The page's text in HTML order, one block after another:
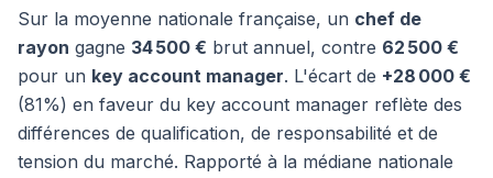
Sur la moyenne nationale française, un chef de
rayon gagne 34 500 € brut annuel, contre 62 500 €
pour un key account manager. L'écart de +28 000 €
(81%) en faveur du key account manager reflète des
différences de qualification, de responsabilité et de
tension du marché. Rapporté à la médiane nationale